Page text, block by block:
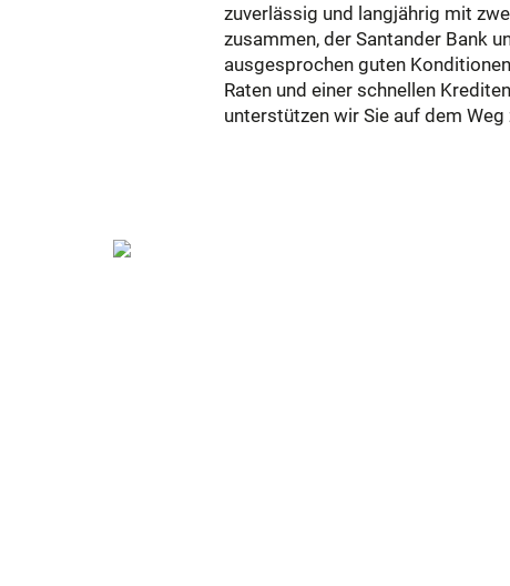
zuverlässig und langjährig mit
zusammen, der Santander Bank
ausgesprochen guten
Raten und einer schnellen
unterstützen wir Sie auf dem Weg